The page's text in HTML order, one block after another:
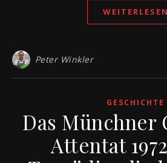
WEITERLESEN
Peter Winkler
GESCHICHTE
Das Münchner
Attentat